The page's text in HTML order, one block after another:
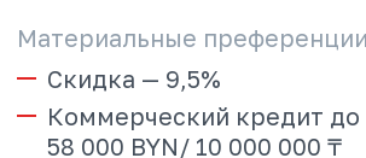
Генеральный директор
холдинга «Русский Экспресс»